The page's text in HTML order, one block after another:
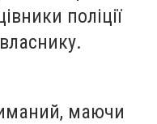
поліції
маючи